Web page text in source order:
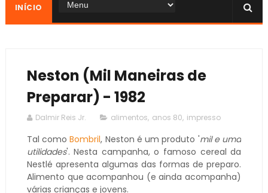
INÍCIO
Neston (Mil Maneiras de
Preparar) - 1982
Dalmir Reis Jr. alimentos, anos 80, impresso
Tal comoBombril, Neston é um produto 'mil e uma
utilidades'. Nesta campanha, o famoso cereal da
Nestlé apresenta algumas das formas de preparo.
Alimento que acompanhou (e ainda acompanha)
várias crianças e jovens.